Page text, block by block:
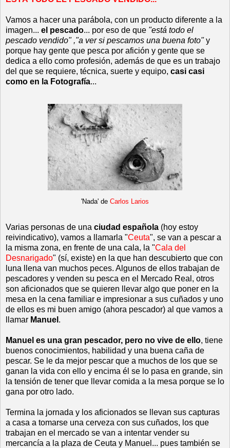
Vamos a hacer una parábola, con un producto diferente a la
imagen... el pescado... por eso de que "está todo el
pescado vendido" ,"a ver si pescamos una buena foto"y
porque hay gente que pesca por afición y gente que se
dedica a ello como profesión, además de que es un trabajo
del que se requiere, técnica, suerte y equipo, casi casi
como en la Fotografía...
'Nada' de Carlos Larios
Varias personas de una ciudad española (hoy estoy
reivindicativo), vamos a llamarla "Ceuta", se van a pescar a
la misma zona, en frente de una cala, la "Cala del
Desnarigado" (sí, existe) en la que han descubierto que con
luna llena van muchos peces. Algunos de ellos trabajan de
pescadores y venden su pesca en el Mercado Real, otros
son aficionados que se quieren llevar algo que poner en la
mesa en la cena familiar e impresionar a sus cuñados y uno
de ellos es mi buen amigo (ahora pescador) al que vamos a
llamar Manuel .
Manuel es una gran pescador, pero no vive de ello, tiene
buenos conocimientos, habilidad y una buena caña de
pescar. Se le da mejor pescar que a muchos de los que se
ganan la vida con ello y encima él se lo pasa en grande, sin
la tensión de tener que llevar comida a la mesa porque se lo
gana por otro lado.
Termina la jornada y los aficionados se llevan sus capturas
a casa a tomarse una cerveza con sus cuñados, los que
trabajan en el mercado se van a intentar vender su
mercancía a la plaza de Ceuta y Manuel... pues también se